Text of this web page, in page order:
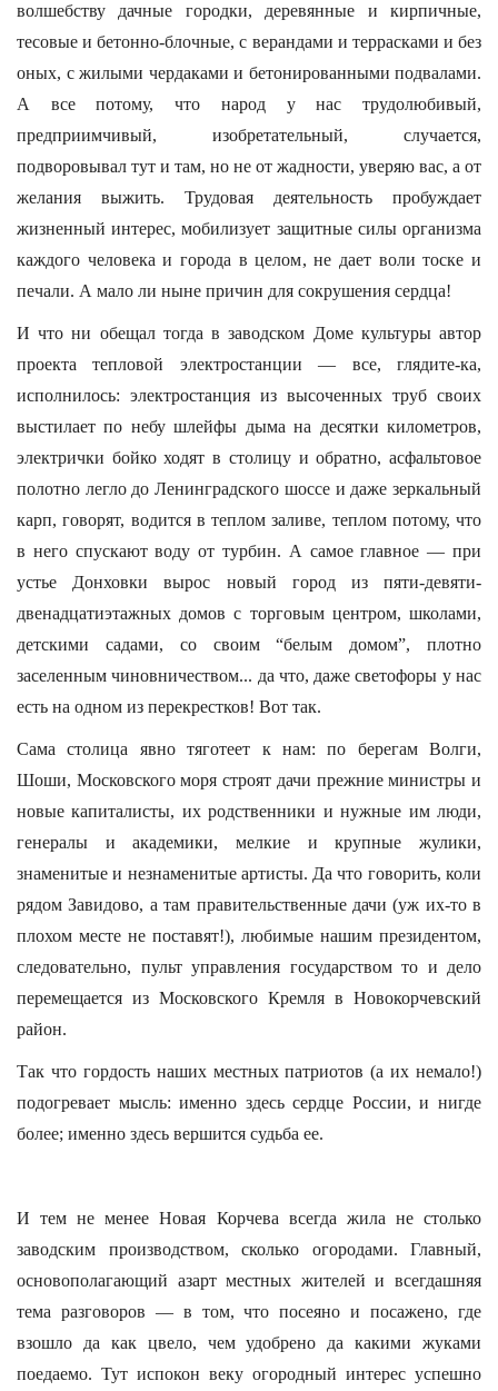
волшебству дачные городки, деревянные и кирпичные,
тесовые и бетонно-блочные, с верандами и террасками и без
оных, с жилыми чердаками и бетонированными подвалами.
А все потому, что народ у нас трудолюбивый,
предприимчивый, изобретательный, случается,
подворовывал тут и там, но не от жадности, уверяю вас, а от
желания выжить. Трудовая деятельность пробуждает
жизненный интерес, мобилизует защитные силы организма
каждого человека и города в целом, не дает воли тоске и
печали. А мало ли ныне причин для сокрушения сердца!
И что ни обещал тогда в заводском Доме культуры автор
проекта тепловой электростанции — все, глядите-ка,
исполнилось: электростанция из высоченных труб своих
выстилает по небу шлейфы дыма на десятки километров,
электрички бойко ходят в столицу и обратно, асфальтовое
полотно легло до Ленинградского шоссе и даже зеркальный
карп, говорят, водится в теплом заливе, теплом потому, что
в него спускают воду от турбин. А самое главное — при
устье Донховки вырос новый город из пяти-девяти-
двенадцатиэтажных домов с торговым центром, школами,
детскими садами, со своим “белым домом”, плотно
заселенным чиновничеством... да что, даже светофоры у нас
есть на одном из перекрестков! Вот так.
Сама столица явно тяготеет к нам: по берегам Волги,
Шоши, Московского моря строят дачи прежние министры и
новые капиталисты, их родственники и нужные им люди,
генералы и академики, мелкие и крупные жулики,
знаменитые и незнаменитые артисты. Да что говорить, коли
рядом Завидово, а там правительственные дачи (уж их-то в
плохом месте не поставят!), любимые нашим президентом,
следовательно, пульт управления государством то и дело
перемещается из Московского Кремля в Новокорчевский
район.
Так что гордость наших местных патриотов (а их немало!)
подогревает мысль: именно здесь сердце России, и нигде
более; именно здесь вершится судьба ее.
И тем не менее Новая Корчева всегда жила не столько
заводским производством, сколько огородами. Главный,
основополагающий азарт местных жителей и всегдашняя
тема разговоров — в том, что посеяно и посажено, где
взошло да как цвело, чем удобрено да какими жуками
поедаемо. Тут испокон веку огородный интерес успешно